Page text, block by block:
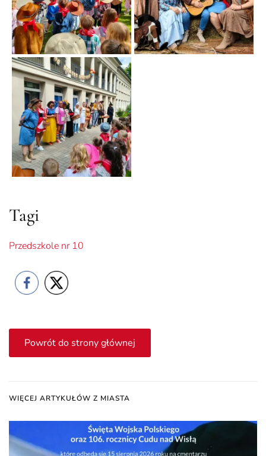
Tagi
Przedszkole nr 10
Powrót do strony głównej
WIĘCEJ ARTYKUŁÓW Z MIASTA